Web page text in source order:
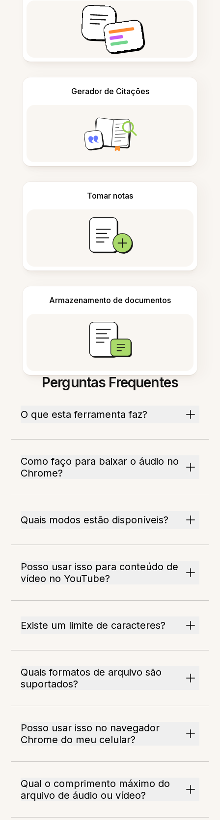
Gerador de Citações
Tomar notas
Armazenamento de documentos
Perguntas Frequentes
O que esta ferramenta faz?
Como faço para baixar o áudio no
Chrome?
Quais modos estão disponíveis?
Posso usar isso para conteúdo de
vídeo no YouTube?
Existe um limite de caracteres?
Quais formatos de arquivo são
suportados?
Posso usar isso no navegador
Chrome do meu celular?
Qual o comprimento máximo do
arquivo de áudio ou vídeo?